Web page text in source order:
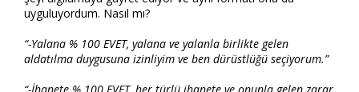
uyguluyordum. Nasıl mı?
“-Yalana % 100 EVET, yalana ve yalanla birlikte gelen
aldatılma duygusuna izinliyim ve ben dürüstlüğü seçiyorum.”